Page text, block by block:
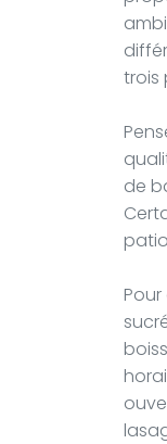
trois
de